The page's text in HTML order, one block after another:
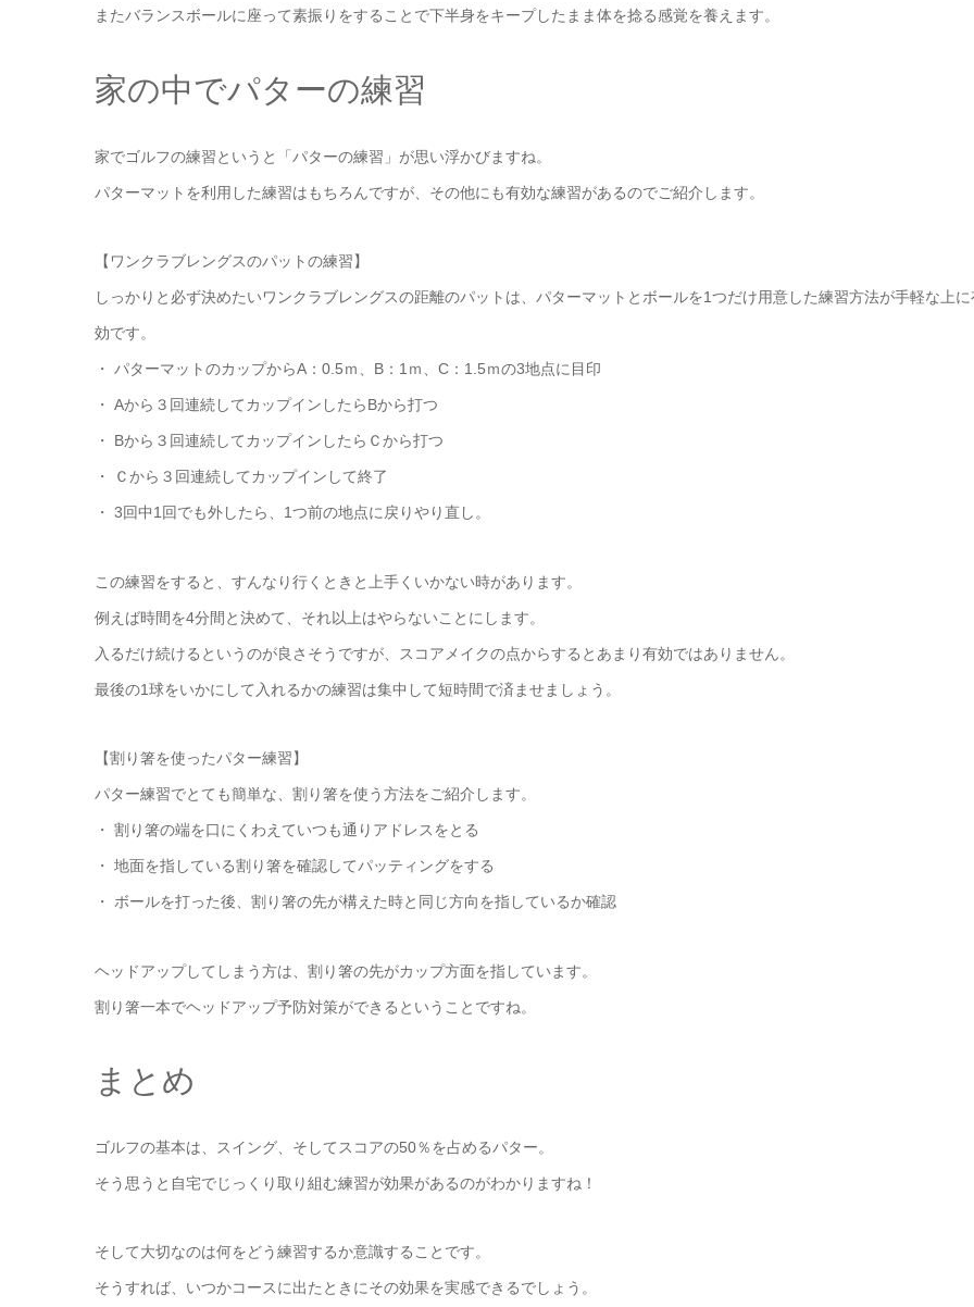
またバランスボールに座って素振りをすることで下半身をキープしたまま体を捻る感覚を養えます。
家の中でパターの練習
家でゴルフの練習というと「パターの練習」が思い浮かびますね。
パターマットを利用した練習はもちろんですが、その他にも有効な練習があるのでご紹介します。
【ワンクラブレングスのパットの練習】
しっかりと必ず決めたいワンクラブレングスの距離のパットは、パターマットとボールを1つだけ用意した練習方法が手軽な上に
効です。
・ パターマットのカップからA：0.5ｍ、B：1ｍ、C：1.5ｍの3地点に目印
・ Aから３回連続してカップインしたらBから打つ
・ Bから３回連続してカップインしたらＣから打つ
・ Ｃから３回連続してカップインして終了
・ 3回中1回でも外したら、1つ前の地点に戻りやり直し。
この練習をすると、すんなり行くときと上手くいかない時があります。
例えば時間を4分間と決めて、それ以上はやらないことにします。
入るだけ続けるというのが良さそうですが、スコアメイクの点からするとあまり有効ではありません。
最後の1球をいかにして入れるかの練習は集中して短時間で済ませましょう。
【割り箸を使ったパター練習】
パター練習でとても簡単な、割り箸を使う方法をご紹介します。
・ 割り箸の端を口にくわえていつも通りアドレスをとる
・ 地面を指している割り箸を確認してパッティングをする
・ ボールを打った後、割り箸の先が構えた時と同じ方向を指しているか確認
ヘッドアップしてしまう方は、割り箸の先がカップ方面を指しています。
割り箸一本でヘッドアップ予防対策ができるということですね。
まとめ
ゴルフの基本は、スイング、そしてスコアの50％を占めるパター。
そう思うと自宅でじっくり取り組む練習が効果があるのがわかりますね！
そして大切なのは何をどう練習するか意識することです。
そうすれば、いつかコースに出たときにその効果を実感できるでしょう。